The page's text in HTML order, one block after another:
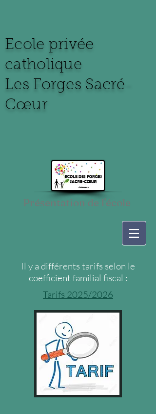
Ecole privée
catholique
Les Forges Sacré-
Cœur
Présentation de l'école
Il y a différents tarifs selon le
coefficient familial fiscal :
Tarifs 2025/2026